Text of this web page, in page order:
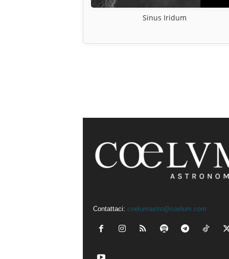
Sinus Iridum
Contattaci: coelumastro@coelum.com